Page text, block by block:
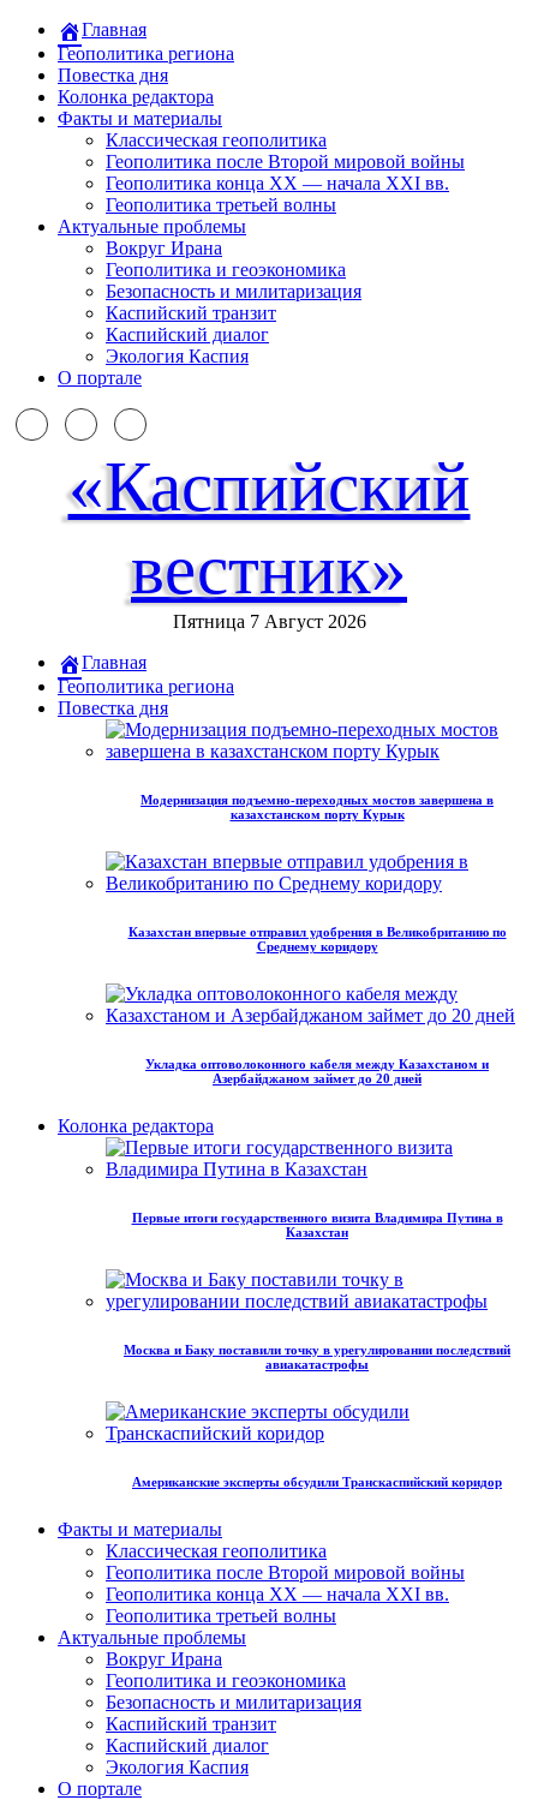
Главная
Геополитика региона
Повестка дня
Колонка редактора
Факты и материалы
Классическая геополитика
Геополитика после Второй мировой войны
Геополитика конца XX — начала XXI вв.
Геополитика третьей волны
Актуальные проблемы
Вокруг Ирана
Геополитика и геоэкономика
Безопасность и милитаризация
Каспийский транзит
Каспийский диалог
Экология Каспия
О портале
«Каспийский
вестник»
Пятница 7 Август 2026
Главная
Геополитика региона
Повестка дня
Модернизация подъемно-переходных мостов завершена в
казахстанском порту Курык
Казахстан впервые отправил удобрения в Великобританию по
Среднему коридору
Укладка оптоволоконного кабеля между Казахстаном и
Азербайджаном займет до 20 дней
Колонка редактора
Первые итоги государственного визита Владимира Путина в
Казахстан
Москва и Баку поставили точку в урегулировании последствий
авиакатастрофы
Американские эксперты обсудили Транскаспийский коридор
Факты и материалы
Классическая геополитика
Геополитика после Второй мировой войны
Геополитика конца XX — начала XXI вв.
Геополитика третьей волны
Актуальные проблемы
Вокруг Ирана
Геополитика и геоэкономика
Безопасность и милитаризация
Каспийский транзит
Каспийский диалог
Экология Каспия
О портале